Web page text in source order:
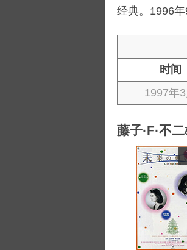
经典。1996
时间
1997年3
藤子·F·不